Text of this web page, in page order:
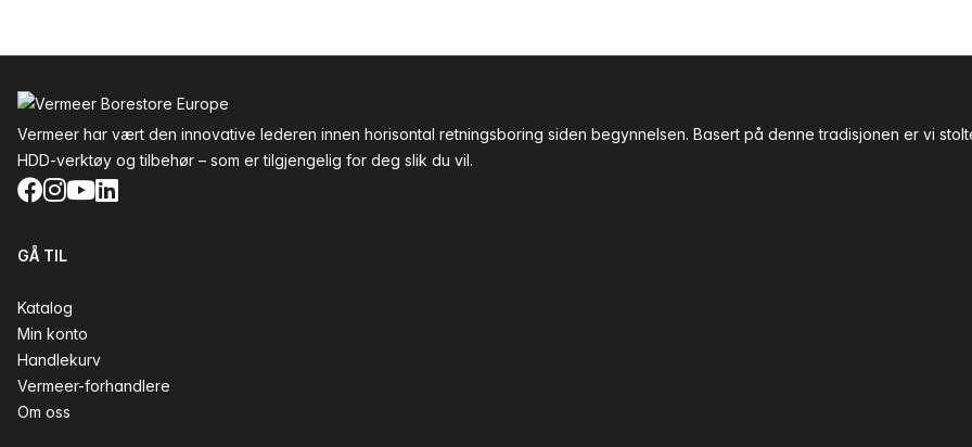
Vermeer har vært den innovative lederen innen horisontal retningsboring siden begynnelsen. Basert på denne tradisjonen er vi
HDD-verktøy og tilbehør – som er tilgjengelig for deg slik du vil.
Facebook
Instagram
YouTube
LinkedIn
GÅ TIL
Katalog
Min konto
Handlekurv
Vermeer-forhandlere
Om oss